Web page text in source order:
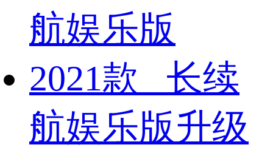
航娱乐版
2021款 长续
航娱乐版升级